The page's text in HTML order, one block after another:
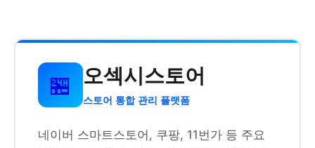
🏪 오섹시스토어
스토어 통합 관리 플랫폼
네이버 스마트스토어, 쿠팡, 11번가 등 주요